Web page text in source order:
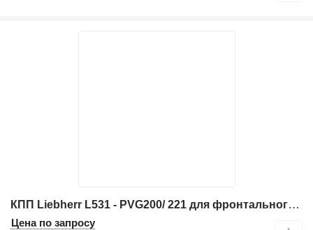
КПП Liebherr L531 - PVG200/ 221 для фронтального погрузчика
Цена по запросу